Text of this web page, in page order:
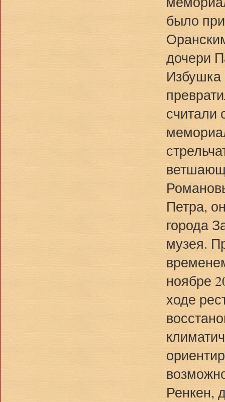
было
дочери
Избушка
считали
Петра,
города
музея.
ноябре
ходе
Ренкен,